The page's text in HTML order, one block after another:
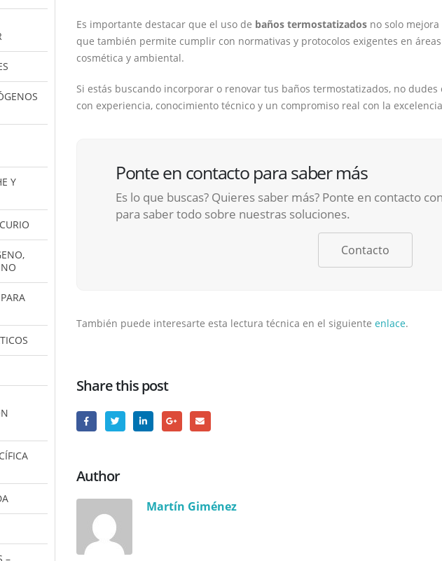
Es importante destacar que el uso de baños termostatizados no solo
que también permite cumplir con normativas y protocolos exigentes en
cosmética y ambiental.
Si estás buscando incorporar o renovar tus baños termostatizados, no dudes
con experiencia, conocimiento técnico y un compromiso real con la
Ponte en contacto para saber más
Es lo que buscas? Quieres saber más? Ponte en contacto
para saber todo sobre nuestras soluciones.
Contacto
También puede interesarte esta lectura técnica en el siguiente enlace.
Share this post
Author
Martín Giménez
Y
–